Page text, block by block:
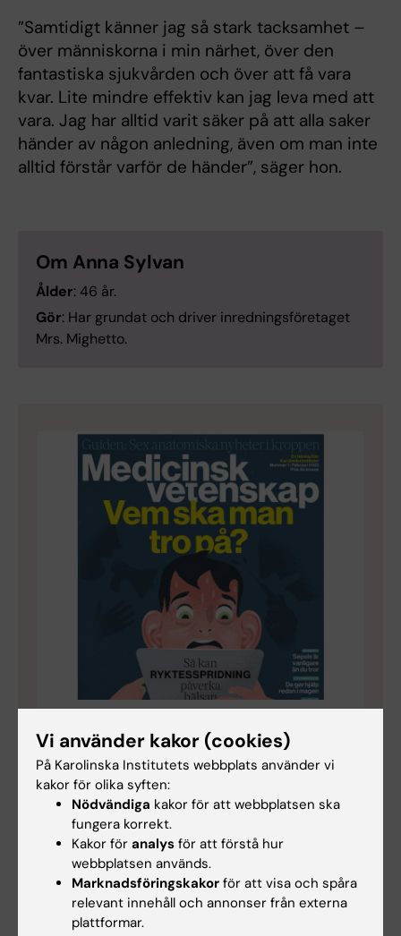
”Samtidigt känner jag så stark tacksamhet –
över människorna i min närhet, över den
fantastiska sjukvården och över att få vara
kvar. Lite mindre effektiv kan jag leva med att
vara. Jag har alltid varit säker på att alla saker
händer av någon anledning, även om man inte
alltid förstår varför de händer”, säger hon.
Om Anna Sylvan
Ålder: 46 år.
Gör: Har grundat och driver inredningsföretaget
Mrs. Mighetto.
forskning
I Karolinska Institutets populärvetenskapliga
tidning Medicinsk Vetenskap kan du läsa fler
artiklar om det senaste inom medicinsk
forskning. Bli prenumerant!
Vi använder kakor (cookies)
På Karolinska Institutets webbplats använder vi
kakor för olika syften:
Nödvändiga kakor för att webbplatsen ska
fungera korrekt.
Kakor för analys för att förstå hur
webbplatsen används.
Marknadsföringskakor för att visa och spåra
relevant innehåll och annonser från externa
plattformar.